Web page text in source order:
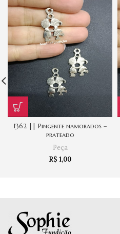
1362 || Pingente namorados –
prateado
Peça
R$ 1,00